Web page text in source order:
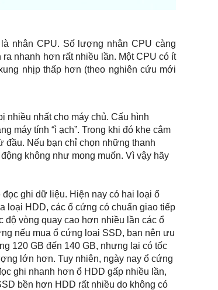
nhân CPU. Số lượng nhân CPU càng
nhanh hơn rất nhiều lần. Một CPU có ít
nhịp thấp hơn (theo nghiên cứu mới
nhiều nhất cho máy chủ. Cấu hình
máy tính “ì ạch”. Trong khi đó khe cắm
đầu. Nếu bạn chỉ chọn những thanh
không như mong muốn. Vì vậy hãy
ghi dữ liệu. Hiện nay có hai loại ổ
loại HDD, các ổ cứng có chuẩn giao tiếp
độ vòng quay cao hơn nhiều lần các ổ
nếu mua ổ cứng loại SSD, bạn nên ưu
120 GB đến 140 GB, nhưng lại có tốc
lớn hơn. Tuy nhiên, ngày nay ổ cứng
ghi nhanh hơn ổ HDD gấp nhiều lần,
bền hơn HDD rất nhiều do không có